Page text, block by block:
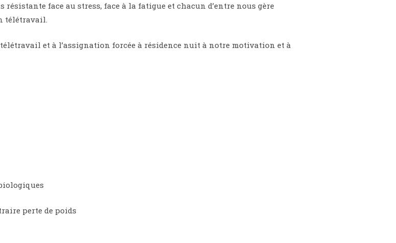
face au stress, face à la fatigue et chacun d’entre nous gère
télétravail.
et à l’assignation forcée à résidence nuit à notre motivation et à
perte de poids